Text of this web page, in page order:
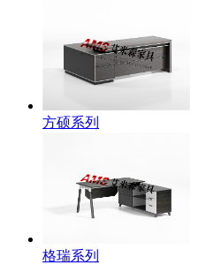
方硕系列
格瑞系列